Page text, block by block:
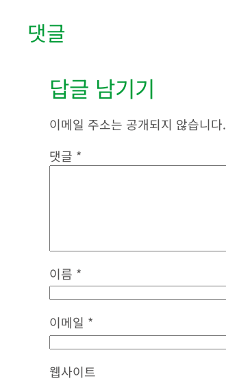
댓글
답글 남기기
이메일 주소는 공개되지 않습니다.
댓글 *
이름 *
이메일 *
웹사이트